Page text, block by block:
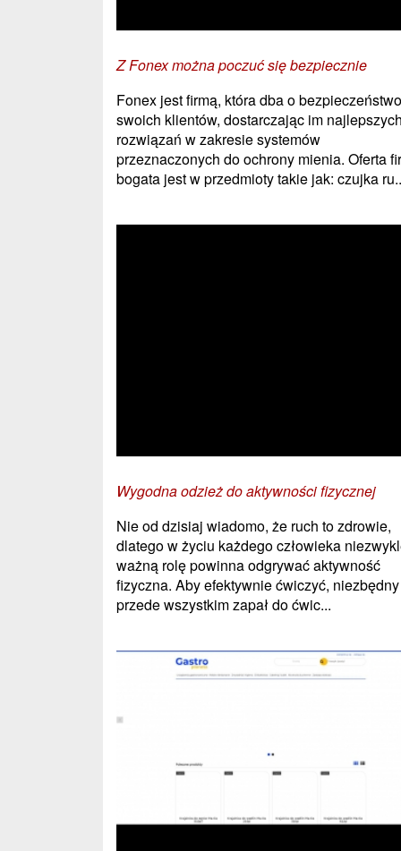
Z Fonex można poczuć się bezpiecznie
Fonex jest firmą, która dba o bezpieczeństwo
swoich klientów, dostarczając im
rozwiązań w zakresie systemów
przeznaczonych do ochrony mienia. Oferta
bogata jest w przedmioty takie jak: czujka
Wygodna odzież do aktywności fizycznej
Nie od dzisiaj wiadomo, że ruch to zdrowie,
dlatego w życiu każdego człowieka
ważną rolę powinna odgrywać aktywność
fizyczna. Aby efektywnie ćwiczyć,
przede wszystkim zapał do ćwic...